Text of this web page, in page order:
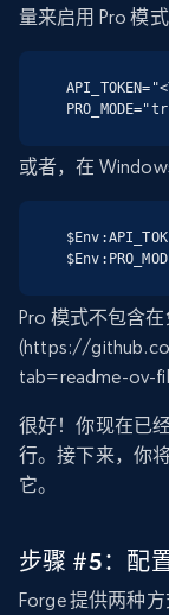
量来启用 Pro 模式
或者，在
Pro 模式不包含
(https://
tab=readme-ov-
很好！你现在已
行。接下来，你
它。
步骤 #5：配
Forge 提供两种